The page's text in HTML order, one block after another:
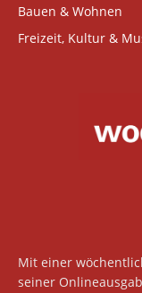
Bauen & Wohnen
Freizeit, Kultur &
Mit einer
seiner